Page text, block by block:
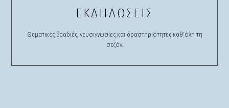
ΕΚΔΗΛΩΣΕΙΣ
Θεματικές βραδιές, γευσιγνωσίες και δραστηριότητες καθ'όλη τη
σεζόν.